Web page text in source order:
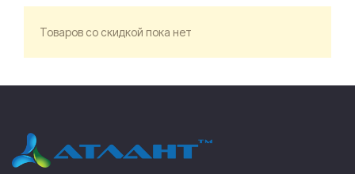
Товаров со скидкой пока нет